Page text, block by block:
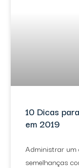
10 Dicas
em 2019
Administrar um
semelhanças